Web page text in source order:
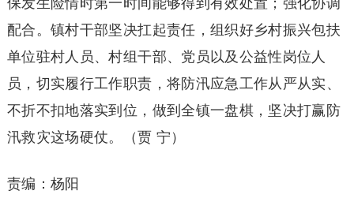
保发生险情时第一时间能够得到有效处置；强化协调
配合。镇村干部坚决扛起责任，组织好乡村振兴包扶
单位驻村人员、村组干部、党员以及公益性岗位人
员，切实履行工作职责，将防汛应急工作从严从实、
不折不扣地落实到位，做到全镇一盘棋，坚决打赢防
汛救灾这场硬仗。（贾 宁）
责编：杨阳